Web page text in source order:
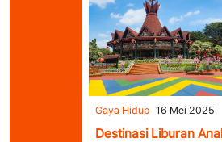
Gaya Hidup 16 Mei 2025
Destinasi Liburan